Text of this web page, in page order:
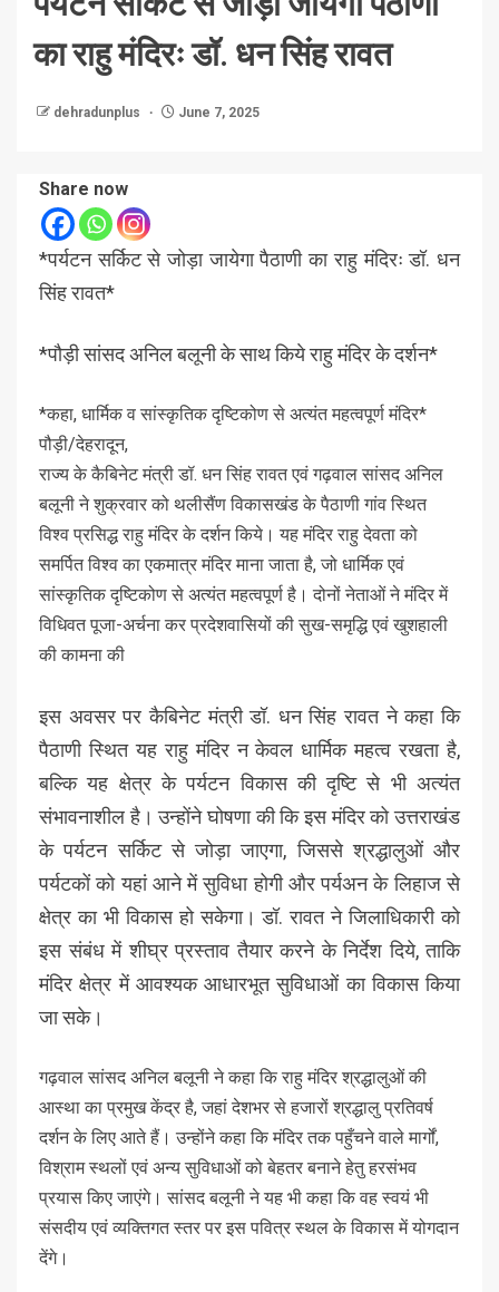
का राहु मंदिरः डॉ. धन सिंह रावत
dehradunplus June 7, 2025
Share now
*पर्यटन सर्किट से जोड़ा जायेगा पैठाणी का राहु मंदिरः डॉ. धन
सिंह रावत*
*पौड़ी सांसद अनिल बलूनी के साथ किये राहु मंदिर के दर्शन*
*कहा, धार्मिक व सांस्कृतिक दृष्टिकोण से अत्यंत महत्वपूर्ण मंदिर*
पौड़ी/देहरादून,
राज्य के कैबिनेट मंत्री डॉ. धन सिंह रावत एवं गढ़वाल सांसद अनिल
बलूनी ने शुक्रवार को थलीसैंण विकासखंड के पैठाणी गांव स्थित
विश्व प्रसिद्ध राहु मंदिर के दर्शन किये। यह मंदिर राहु देवता को
समर्पित विश्व का एकमात्र मंदिर माना जाता है, जो धार्मिक एवं
सांस्कृतिक दृष्टिकोण से अत्यंत महत्वपूर्ण है। दोनों नेताओं ने मंदिर में
विधिवत पूजा-अर्चना कर प्रदेशवासियों की सुख-समृद्धि एवं खुशहाली
की कामना की
इस अवसर पर कैबिनेट मंत्री डॉ. धन सिंह रावत ने कहा कि
पैठाणी स्थित यह राहु मंदिर न केवल धार्मिक महत्व रखता है,
बल्कि यह क्षेत्र के पर्यटन विकास की दृष्टि से भी अत्यंत
संभावनाशील है। उन्होंने घोषणा की कि इस मंदिर को उत्तराखंड
के पर्यटन सर्किट से जोड़ा जाएगा, जिससे श्रद्धालुओं और
पर्यटकों को यहां आने में सुविधा होगी और पर्यअन के लिहाज से
क्षेत्र का भी विकास हो सकेगा। डॉ. रावत ने जिलाधिकारी को
इस संबंध में शीघ्र प्रस्ताव तैयार करने के निर्देश दिये, ताकि
मंदिर क्षेत्र में आवश्यक आधारभूत सुविधाओं का विकास किया
जा सके।
गढ़वाल सांसद अनिल बलूनी ने कहा कि राहु मंदिर श्रद्धालुओं की
आस्था का प्रमुख केंद्र है, जहां देशभर से हजारों श्रद्धालु प्रतिवर्ष
दर्शन के लिए आते हैं। उन्होंने कहा कि मंदिर तक पहुँचने वाले मार्गों,
विश्राम स्थलों एवं अन्य सुविधाओं को बेहतर बनाने हेतु हरसंभव
प्रयास किए जाएंगे। सांसद बलूनी ने यह भी कहा कि वह स्वयं भी
संसदीय एवं व्यक्तिगत स्तर पर इस पवित्र स्थल के विकास में योगदान
देंगे।